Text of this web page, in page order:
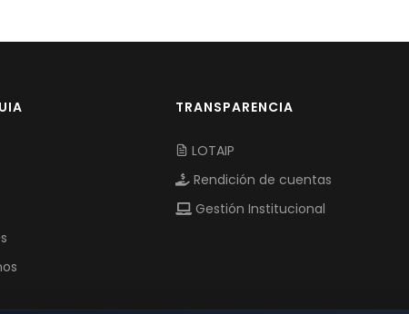
TRANSPARENCIA
LOTAIP
Rendición de cuentas
Gestión Institucional